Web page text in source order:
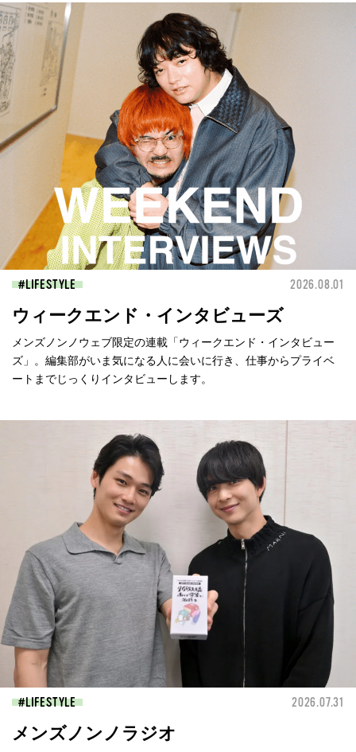
LIFESTYLE 2026.08.01
ウィークエンド・インタビューズ
メンズノンノウェブ限定の連載「ウィークエンド・インタビュー
ズ」。編集部がいま気になる人に会いに行き、仕事からプライベ
ートまでじっくりインタビューします。
LIFESTYLE 2026.07.31
メンズノンノラジオ